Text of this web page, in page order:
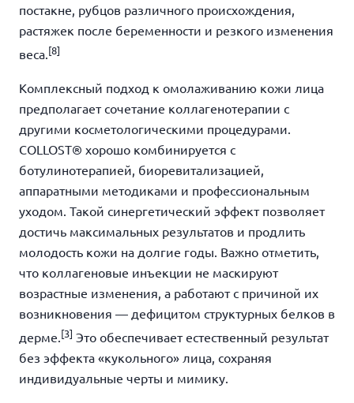
постакне, рубцов различного происхождения,
растяжек после беременности и резкого изменения
веса. [8]
Комплексный подход к омолаживанию кожи лица
предполагает сочетание коллагенотерапии с
другими косметологическими процедурами.
COLLOST® хорошо комбинируется с
ботулинотерапией, биоревитализацией,
аппаратными методиками и профессиональным
уходом. Такой синергетический эффект позволяет
достичь максимальных результатов и продлить
молодость кожи на долгие годы. Важно отметить,
что коллагеновые инъекции не маскируют
возрастные изменения, а работают с причиной их
возникновения — дефицитом структурных белков в
дерме.[3] Это обеспечивает естественный результат
без эффекта «кукольного» лица, сохраняя
индивидуальные черты и мимику.